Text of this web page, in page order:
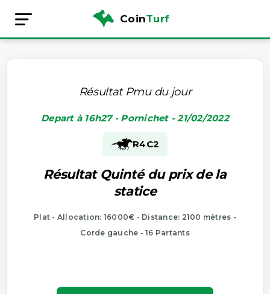
CoinTurf
Résultat Pmu du jour
Depart à 16h27 - Pornichet - 21/02/2022
R4C2
Résultat Quinté du prix de la
statice
Plat - Allocation: 16000€ - Distance: 2100 mètres -
Corde gauche - 16 Partants